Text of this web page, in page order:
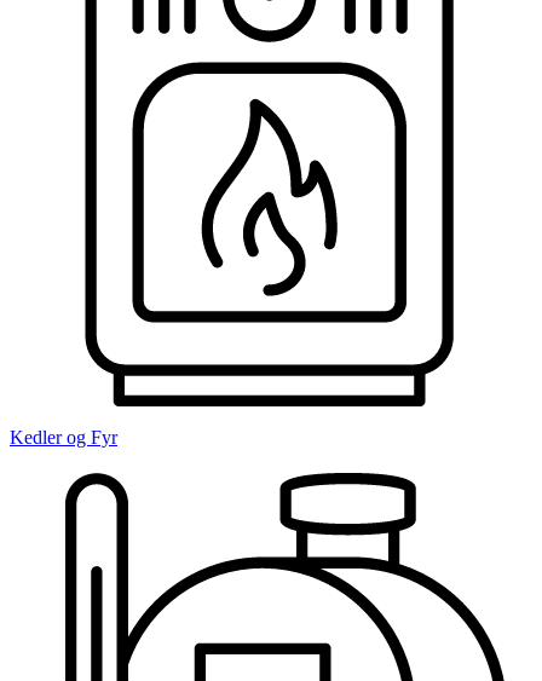
Kedler og Fyr